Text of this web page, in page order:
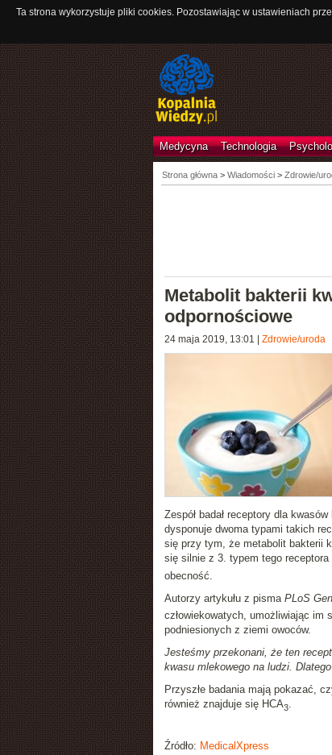
Ta strona wykorzystuje pliki cookies. Pozostawiając w ustawieniach
Medycyna Technologia
Strona główna> Wiadomości > Zdrowie/
Metabolit bakterii
odpornościowe
24 maja 2019, 13:01 Zdrowie/uroda
Zespół badał receptory dla
dysponuje dwoma typami takich
się przy tym, że metabolit bakterii
się silnie z 3. typem tego receptora
obecność.
Autorzy artykułu z pisma PLoS
człowiekowatych, umożliwiając im
podniesionych z ziemi owoców.
Jesteśmy przekonani, że ten
kwasu mlekowego na ludzi.
Przyszłe badania mają pokazać,
również znajduje się HCA3.
Źródło: MedicalXpress